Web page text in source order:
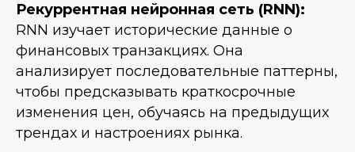
Рекуррентная нейронная сеть (RNN):
RNN изучает исторические данные о
финансовых транзакциях. Она
анализирует последовательные паттерны,
чтобы предсказывать краткосрочные
изменения цен, обучаясь на предыдущих
трендах и настроениях рынка.